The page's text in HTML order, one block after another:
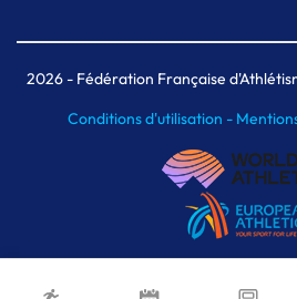
Meeting de Paris
MAIF Ekiden de
2026- Fédération Française
Conditions d'utilisation -